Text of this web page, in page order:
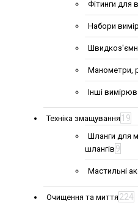
Фітинги для
Набори
Манометри,
Інші
Техніка змащування 19
Шланги для
шлангів 9
Мастильні
Очищення та миття 224